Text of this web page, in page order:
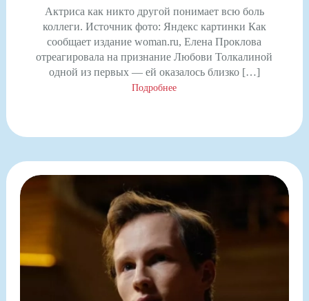
Актриса как никто другой понимает всю боль
коллеги. Источник фото: Яндекс картинки Как
сообщает издание woman.ru, Елена Проклова
отреагировала на признание Любови Толкалиной
одной из первых — ей оказалось близко […]
Подробнее